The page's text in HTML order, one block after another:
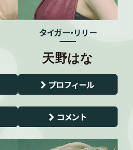
タイガー・リリー
天野はな
プロフィール
コメント